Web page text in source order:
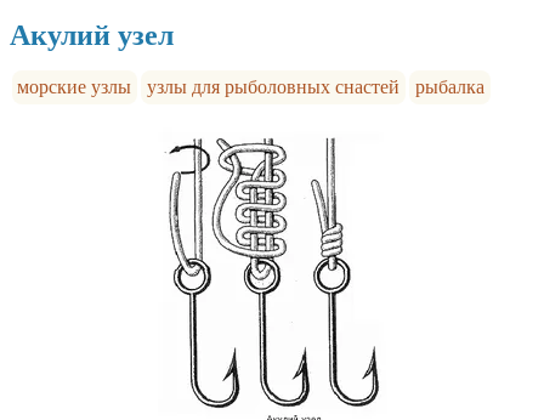
Акулий узел
морские узлы узлы для рыболовных снастей рыбалка